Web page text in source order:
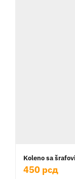
Koleno sa
450 рсд